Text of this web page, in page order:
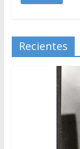
Recientes